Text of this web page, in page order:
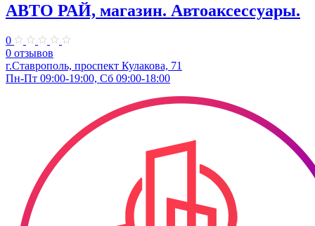
АВТО РАЙ, магазин. Автоаксессуары.
0
0 отзывов
г.Ставрополь, проспект Кулакова, 71
Пн-Пт 09:00-19:00, Сб 09:00-18:00